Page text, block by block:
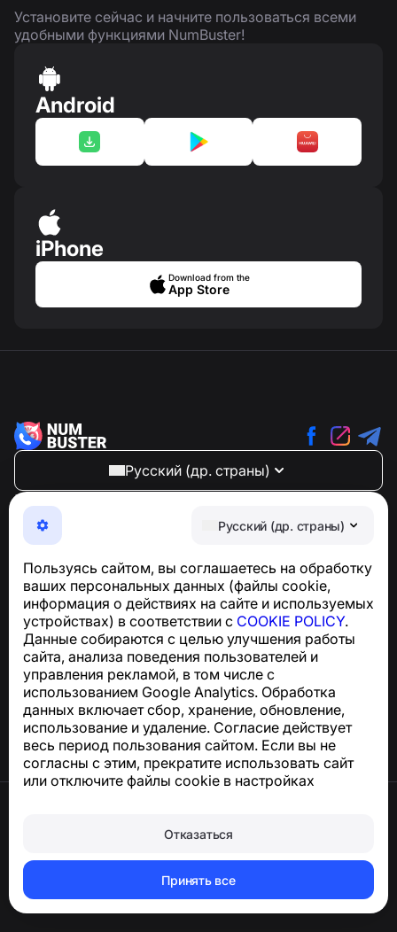
Русский (др. страны)
Пользуясь сайтом, вы соглашаетесь на обработку
ваших персональных данных (файлы cookie,
информация о действиях на сайте и используемых
устройствах) в соответствии с COOKIE POLICY.
Данные собираются с целью улучшения работы
сайта, анализа поведения пользователей и
управления рекламой, в том числе с
использованием Google Analytics. Обработка
данных включает сбор, хранение, обновление,
использование и удаление. Согласие действует
весь период пользования сайтом. Если вы не
согласны с этим, прекратите использовать сайт
или отключите файлы cookie в настройках
Отказаться
Принять все
Установите сейчас и начните пользоваться всеми
удобными функциями NumBuster!
Android
iPhone
Download from the
App Store
Русский (др. страны)
NumBuster © 2013—2026 ·
Максимально удобное приложение для защиты от
телефонных мошенников, спама и нежелательных
Для запросов по соблюдению GDPR:
support@numbuster.com
Центр поддержки
Новости и статьи
О проекте
Контакты
Удалить аккаунт и персональные данные